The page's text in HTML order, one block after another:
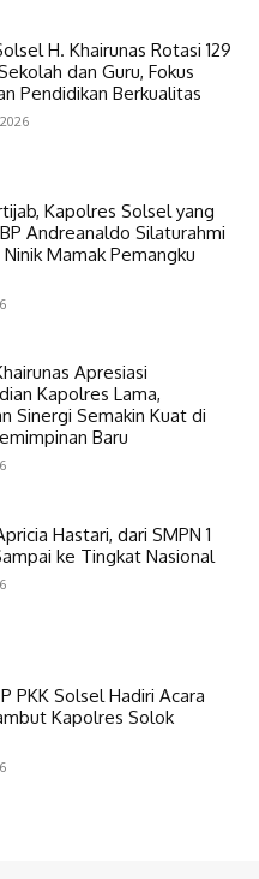
H. Khairunas Rotasi 129
dan Guru, Fokus
Pendidikan Berkualitas
Kapolres Solsel yang
Andreanaldo Silaturahmi
Mamak Pemangku
Apresiasi
Kapolres Lama,
Sinergi Semakin Kuat di
Baru
Hastari, dari SMPN 1
ke Tingkat Nasional
PKK Solsel Hadiri Acara
Kapolres Solok